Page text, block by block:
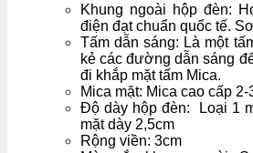
Khung ngoài hộp đèn:
điện đạt chuẩn quốc tế.
Tấm dẫn sáng: Là một
kẻ các đường dẫn sáng
đi khắp mặt tấm Mica.
Mica mặt: Mica cao cấp 2-
Độ dày hộp đèn: Loại 1
mặt dày 2,5cm
Rộng viền: 3cm